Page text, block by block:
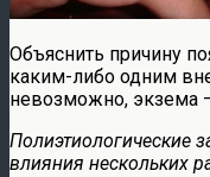
Объяснить причину
каким-либо одним
невозможно, экзема
Полиэтиологические
влияния нескольких